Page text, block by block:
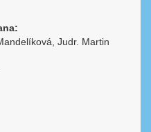
Judr. Martin